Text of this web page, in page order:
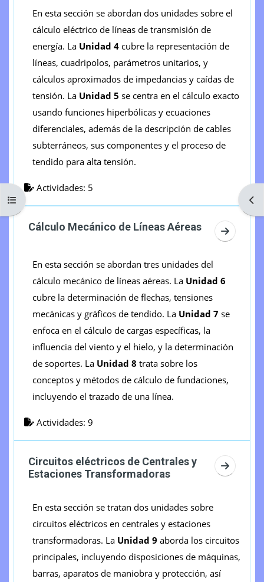
Abrir índice del curso
En esta sección se abordan dos unidades sobre el
cálculo eléctrico de líneas de transmisión de
energía. La Unidad 4 cubre la representación de
líneas, cuadripolos, parámetros unitarios, y
cálculos aproximados de impedancias y caídas de
tensión. La Unidad 5 se centra en el cálculo exacto
usando funciones hiperbólicas y ecuaciones
diferenciales, además de la descripción de cables
subterráneos, sus componentes y el proceso de
tendido para alta tensión.
Actividades: 5
Cálculo Mecánico de Líneas Aéreas
Ir a
En esta sección se abordan tres unidades del
cálculo mecánico de líneas aéreas. La Unidad 6
cubre la determinación de flechas, tensiones
mecánicas y gráficos de tendido. La Unidad 7 se
enfoca en el cálculo de cargas específicas, la
influencia del viento y el hielo, y la determinación
de soportes. La Unidad 8 trata sobre los
conceptos y métodos de cálculo de fundaciones,
incluyendo el trazado de una línea.
Actividades: 9
Circuitos eléctricos de Centrales y
Estaciones Transformadoras
Ir a
En esta sección se tratan dos unidades sobre
circuitos eléctricos en centrales y estaciones
transformadoras. La Unidad 9 aborda los circuitos
principales, incluyendo disposiciones de máquinas,
barras, aparatos de maniobra y protección, así